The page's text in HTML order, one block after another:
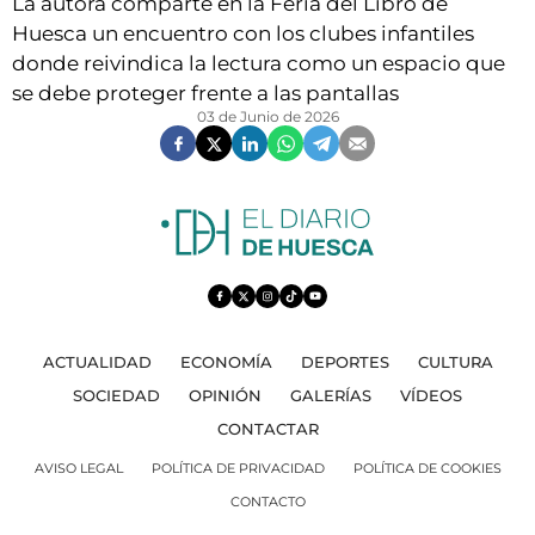
CONTACTAR
FIESTAS EN EL ALTO ARAGÓN
FIESTAS DE SAN LORENZO
ESQUELAS
INICIAR SESIÓN
Huesca un encuentro con los clubes infantiles
donde reivindica la lectura como un espacio que
se debe proteger frente a las pantallas
03 de Junio de 2026
ACTUALIDAD ECONOMÍA DEPORTES
CULTURA
SOCIEDAD
OPINIÓN GALERÍAS
VÍDEOS
CONTACTAR
AVISO LEGAL POLÍTICA DE PRIVACIDAD
POLÍTICA DE COOKIES
CONTACTO